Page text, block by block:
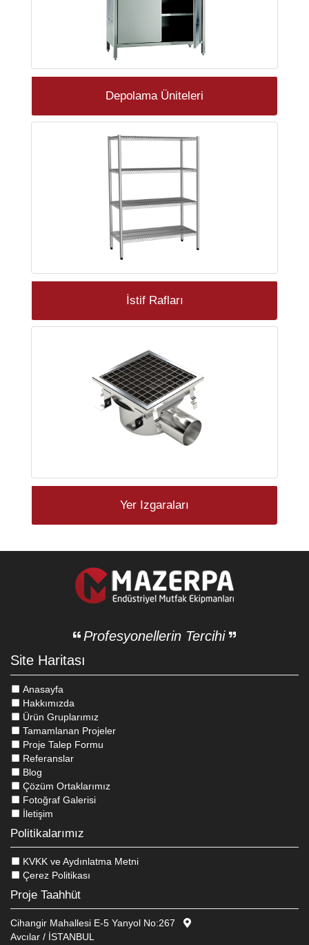
Depolama Üniteleri
İstif Rafları
Yer Izgaraları
Profesyonellerin Tercihi
Site Haritası
Anasayfa
Hakkımızda
Ürün Gruplarımız
Tamamlanan Projeler
Proje Talep Formu
Referanslar
Blog
Çözüm Ortaklarımız
Fotoğraf Galerisi
İletişim
Politikalarımız
KVKK ve Aydınlatma Metni
Çerez Politikası
Proje Taahhüt
Cihangir Mahallesi E-5 Yanyol No:267
Avcılar / İSTANBUL